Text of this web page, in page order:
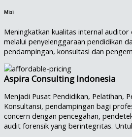
Misi
Meningkatkan kualitas internal auditor
melalui penyelenggaraan pendidikan
pendampingan, konsultasi dan
Aspira Consulting Indonesia
Menjadi Pusat Pendidikan, Pelatihan,
Konsultansi, pendampingan bagi
concern dengan pencegahan,
audit forensik yang berintegritas.